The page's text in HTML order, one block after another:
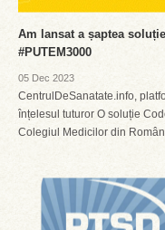
Am lansat a șaptea
#PUTEM3000
05 Dec 2023
CentrulDeSanatate.info,
înțelesul tuturor O soluție
Colegiul Medicilor din